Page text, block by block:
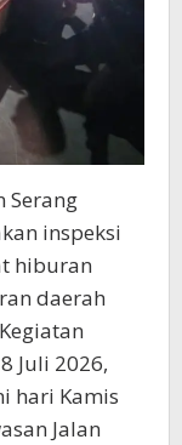
Serang
inspeksi
hiburan
daerah
Juli 2026,
hari Kamis
Jalan